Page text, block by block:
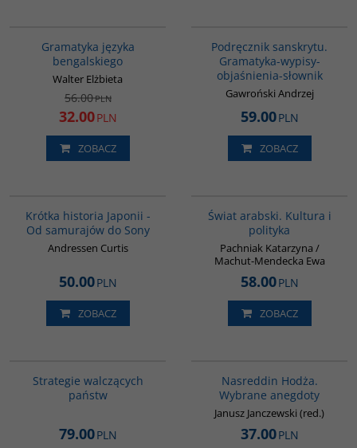
Gramatyka języka
bengalskiego
Walter Elżbieta
56.00PLN
32.00PLN
ZOBACZ
Podręcznik sanskrytu.
Gramatyka-wypisy-
objaśnienia-słownik
Gawroński Andrzej
59.00PLN
ZOBACZ
Krótka historia Japonii -
Od samurajów do Sony
Andressen Curtis
50.00PLN
ZOBACZ
Świat arabski. Kultura i
polityka
Pachniak Katarzyna /
Machut-Mendecka Ewa
58.00PLN
ZOBACZ
Strategie walczących
państw
79.00PLN
Nasreddin Hodża.
Wybrane anegdoty
Janusz Janczewski (red.)
37.00PLN